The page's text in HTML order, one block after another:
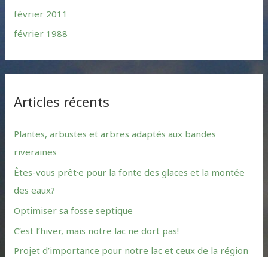
février 2011
février 1988
Articles récents
Plantes, arbustes et arbres adaptés aux bandes
riveraines
Êtes-vous prêt·e pour la fonte des glaces et la montée
des eaux?
Optimiser sa fosse septique
C’est l’hiver, mais notre lac ne dort pas!
Projet d’importance pour notre lac et ceux de la région